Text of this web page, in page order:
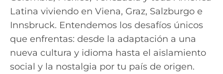
Latina viviendo en Viena, Graz, Salzburgo e
Innsbruck. Entendemos los desafíos únicos
que enfrentas: desde la adaptación a una
nueva cultura y idioma hasta el aislamiento
social y la nostalgia por tu país de origen.